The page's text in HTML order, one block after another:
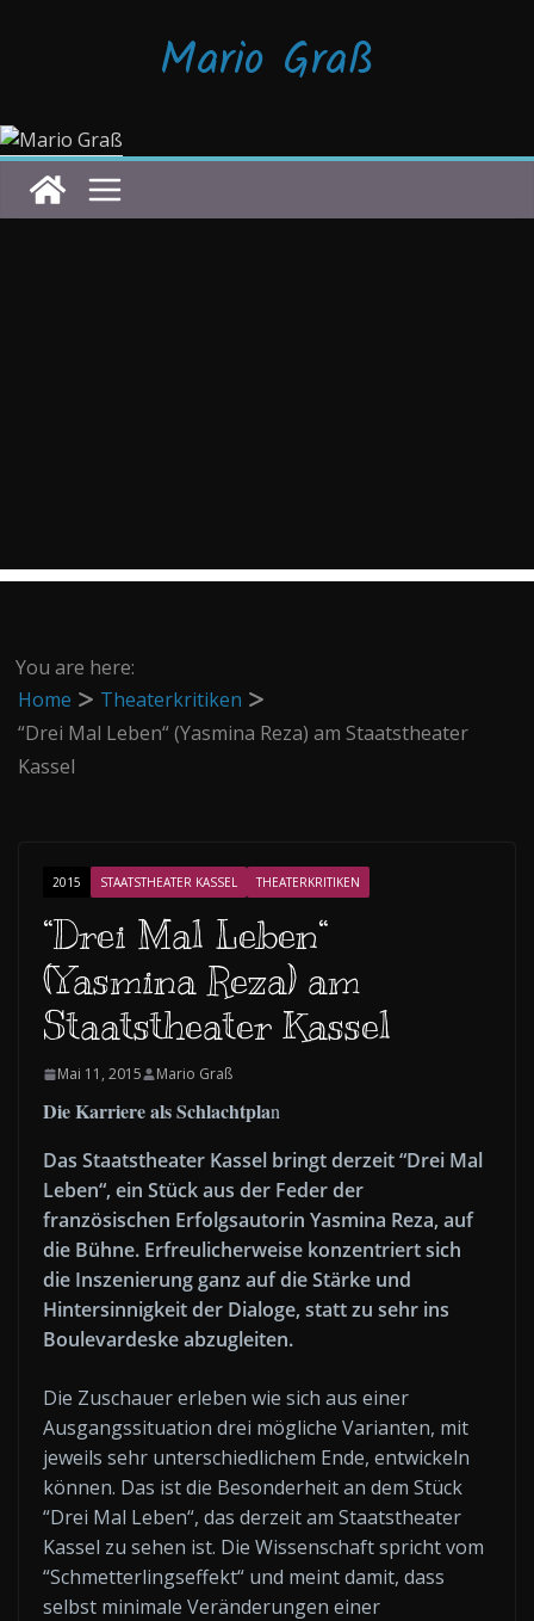
Mario Graß
You are here:
Home
Theaterkritiken
“Drei Mal Leben“ (Yasmina Reza) am Staatstheater
Kassel
2015 STAATSTHEATER KASSEL THEATERKRITIKEN
“Drei Mal Leben“
(Yasmina Reza) am
Staatstheater Kassel
Mai 11, 2015 Mario Graß
Die Karriere als Schlachtplan
Das Staatstheater Kassel bringt derzeit “Drei Mal
Leben“, ein Stück aus der Feder der
französischen Erfolgsautorin Yasmina Reza, auf
die Bühne. Erfreulicherweise konzentriert sich
die Inszenierung ganz auf die Stärke und
Hintersinnigkeit der Dialoge, statt zu sehr ins
Boulevardeske abzugleiten.
Die Zuschauer erleben wie sich aus einer
Ausgangssituation drei mögliche Varianten, mit
jeweils sehr unterschiedlichem Ende, entwickeln
können. Das ist die Besonderheit an dem Stück
“Drei Mal Leben“, das derzeit am Staatstheater
Kassel zu sehen ist. Die Wissenschaft spricht vom
“Schmetterlingseffekt“ und meint damit, dass
selbst minimale Veränderungen einer